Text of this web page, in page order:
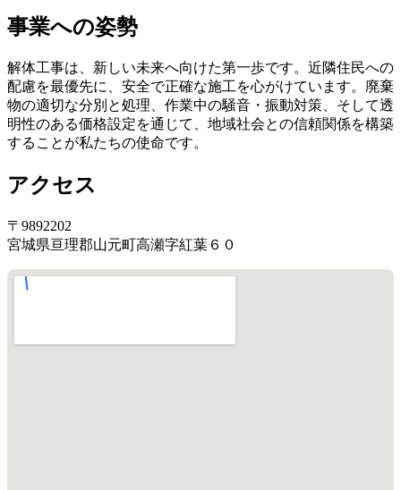
事業への姿勢
解体工事は、新しい未来へ向けた第一歩です。近隣住民への
配慮を最優先に、安全で正確な施工を心がけています。廃棄
物の適切な分別と処理、作業中の騒音・振動対策、そして透
明性のある価格設定を通じて、地域社会との信頼関係を構築
することが私たちの使命です。
アクセス
〒9892202
宮城県亘理郡山元町高瀬字紅葉６０